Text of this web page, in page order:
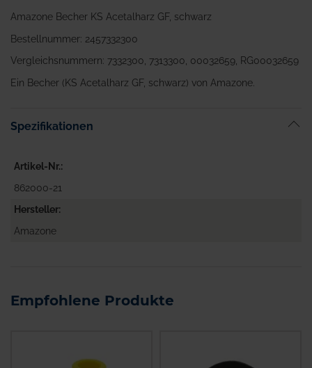
Amazone Becher KS Acetalharz GF, schwarz
Bestellnummer: 2457332300
Vergleichsnummern: 7332300, 7313300, 00032659, RG00032659
Ein Becher (KS Acetalharz GF, schwarz) von Amazone.
Spezifikationen
Artikel-Nr.
862000-21
Hersteller
Amazone
Empfohlene Produkte